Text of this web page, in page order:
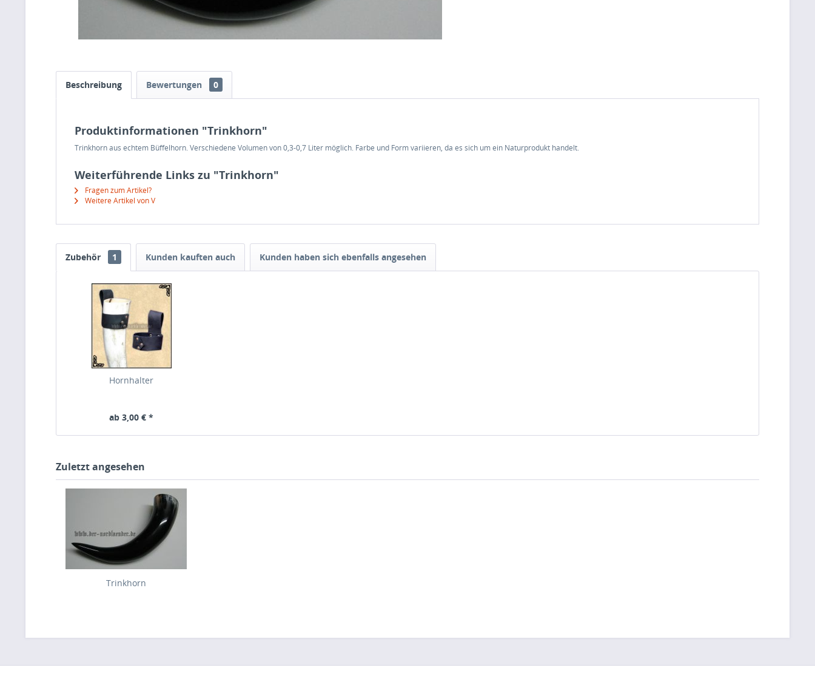
Beschreibung Bewertungen 0
Produktinformationen "Trinkhorn"
Trinkhorn aus echtem Büffelhorn. Verschiedene Volumen von 0,3-0,7 Liter möglich. Farbe und Form variieren, da es sich um ein Naturprodukt handelt.
Weiterführende Links zu "Trinkhorn"
Fragen zum Artikel?
Weitere Artikel von V
Zubehör 1 Kunden kauften auch Kunden haben sich ebenfalls angesehen
Hornhalter
ab 3,00 € *
Zuletzt angesehen
Trinkhorn